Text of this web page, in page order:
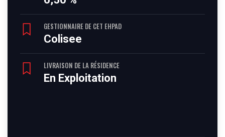
GESTIONNAIRE DE CET EHPAD
Colisee
LIVRAISON DE LA RÉSIDENCE
En Exploitation